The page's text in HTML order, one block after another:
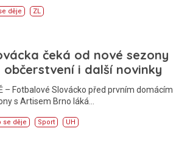
děje ZL
čeká od nové sezony
i další novinky
– Fotbalové Slovácko před prvním domácím
s Artisem Brno láká…
se děje Sport UH